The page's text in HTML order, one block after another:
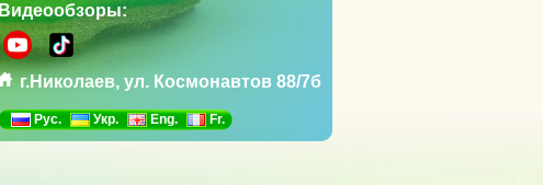
Видеообзоры:
г.Николаев, ул. Космонавтов 88/7б
Рус. Укр. Eng. Fr.